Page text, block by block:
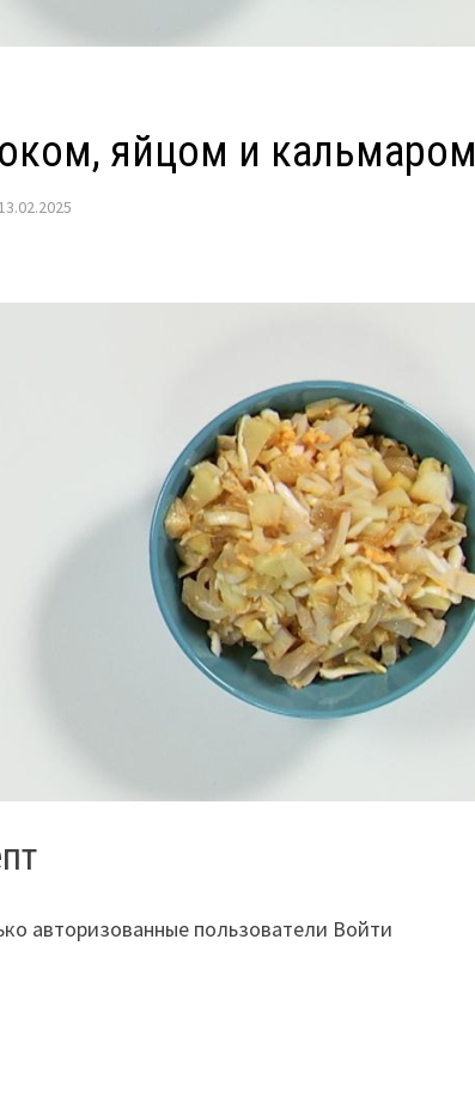
яйцом и кальмаром
13.02.2025
авторизованные пользователи Войти